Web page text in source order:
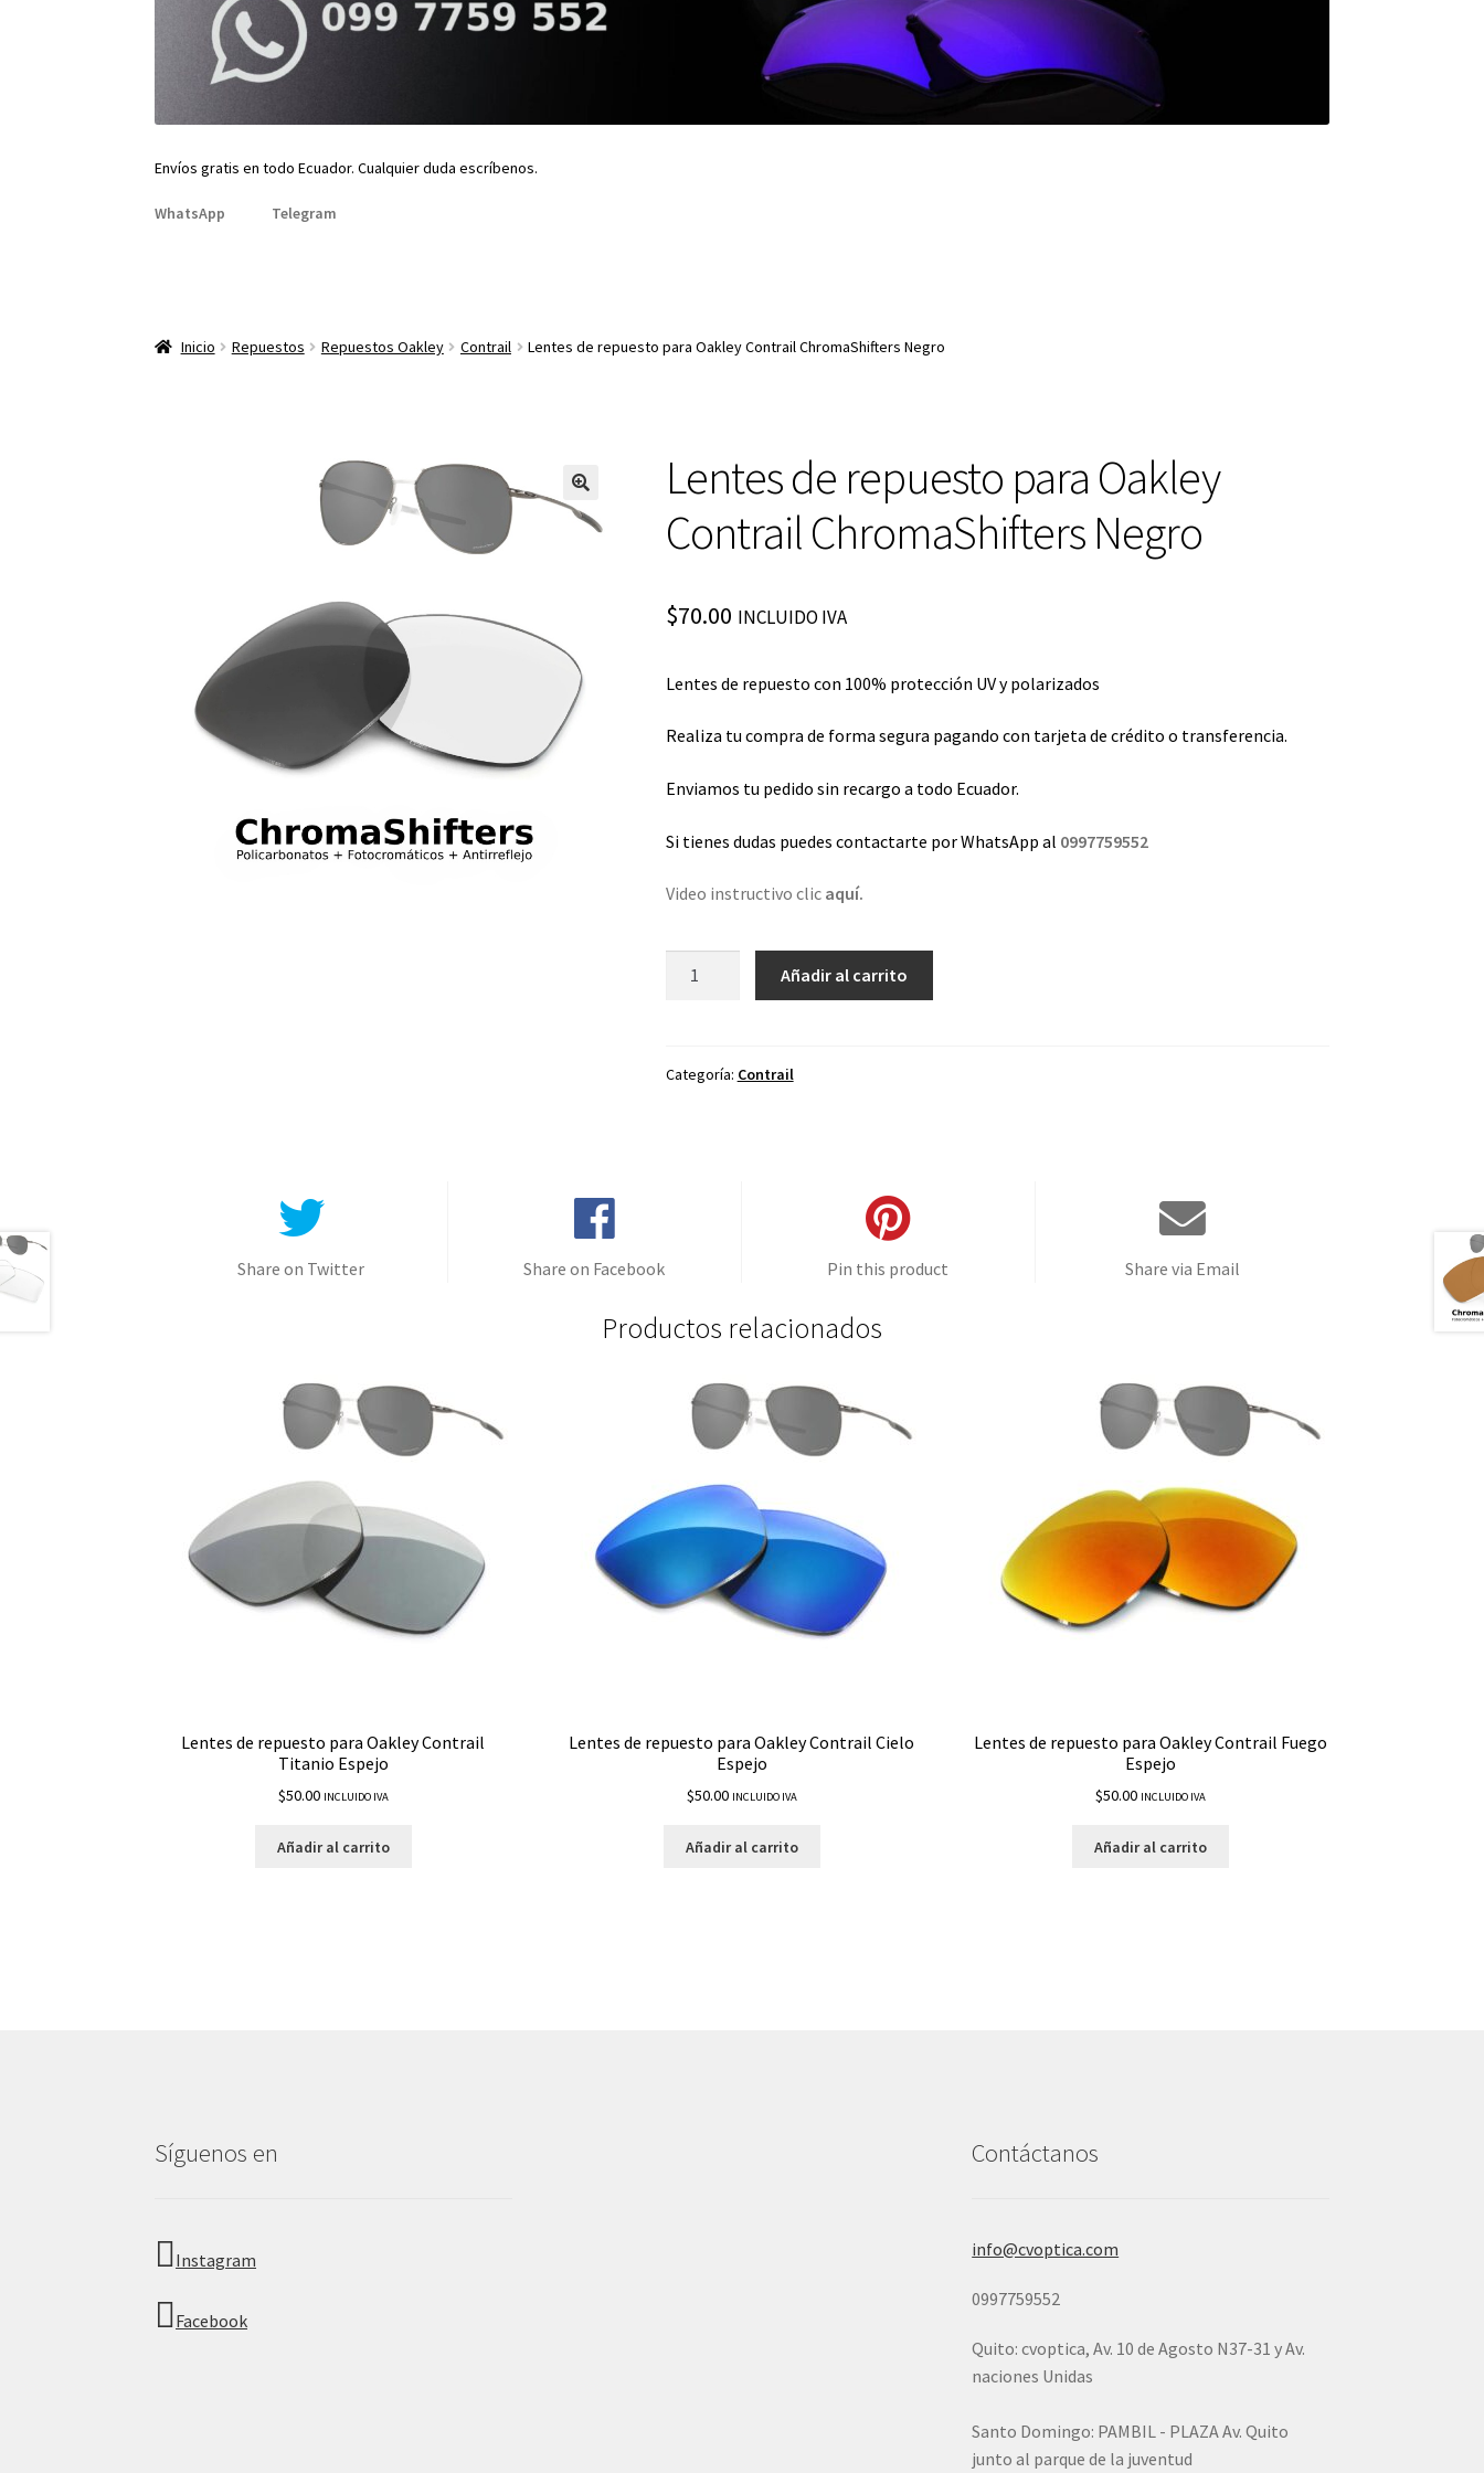
Envíos gratis en todo Ecuador. Cualquier duda escríbenos.
WhatsApp Telegram
Inicio Repuestos Repuestos Oakley Contrail Lentes de repuesto para Oakley Contrail ChromaShifters Negro
Lentes de repuesto para Oakley
Contrail ChromaShifters Negro
$70.00 INCLUIDO IVA
Lentes de repuesto con 100% protección UV y polarizados
Realiza tu compra de forma segura pagando con tarjeta de crédito o transferencia.
Enviamos tu pedido sin recargo a todo Ecuador.
Si tienes dudas puedes contactarte por WhatsApp al 0997759552
Video instructivo clic aquí.
Oakley
Añadir al carrito
Categoría: Contrail
Share on Twitter Share on Facebook Pin this product Share via Email
Productos relacionados
Lentes de repuesto para Oakley Contrail
Titanio Espejo
$50.00 INCLUIDO IVA
Añadir al carrito
Lentes de repuesto para Oakley Contrail Cielo
Espejo
$50.00 INCLUIDO IVA
Añadir al carrito
Lentes de repuesto para Oakley Contrail Fuego
Espejo
$50.00 INCLUIDO IVA
Añadir al carrito
Síguenos en
Instagram
Facebook
Contáctanos
info@cvoptica.com
0997759552
Quito: cvoptica, Av. 10 de Agosto N37-31 y Av.
naciones Unidas
Santo Domingo: PAMBIL - PLAZA Av. Quito
junto al parque de la juventud